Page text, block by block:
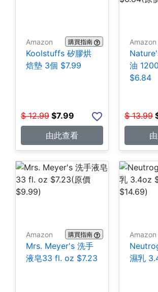
Amazon 購買指南
Koolstuffs 矽膠烘
焙墊 3個 $7.99
$ 12.99 $7.99
由此查看
Amazon
油
$6.84
$ 13.99
Amazon 購買指南
Mrs. Meyer's 洗手
液皂33 fl. oz $7.23
Amazon
濕乳